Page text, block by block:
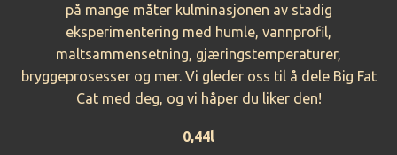
på mange måter kulminasjonen av stadig
eksperimentering med humle, vannprofil,
maltsammensetning, gjæringstemperaturer,
bryggeprosesser og mer. Vi gleder oss til å dele Big Fat
Cat med deg, og vi håper du liker den!
0,44l